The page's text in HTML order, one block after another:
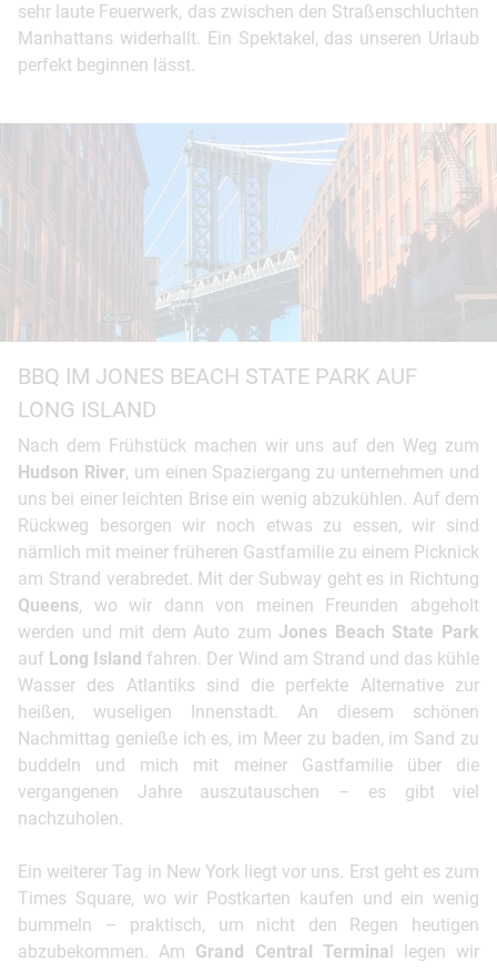
sehr laute Feuerwerk, das zwischen den Straßenschluchten
Manhattans widerhallt. Ein Spektakel, das unseren Urlaub
perfekt beginnen lässt.
BBQ IM JONES BEACH STATE PARK AUF
LONG ISLAND
Nach dem Frühstück machen wir uns auf den Weg zum
Hudson River, um einen Spaziergang zu unternehmen und
uns bei einer leichten Brise ein wenig abzukühlen. Auf dem
Rückweg besorgen wir noch etwas zu essen, wir sind
nämlich mit meiner früheren Gastfamilie zu einem Picknick
am Strand verabredet. Mit der Subway geht es in Richtung
Queens, wo wir dann von meinen Freunden abgeholt
werden und mit dem Auto zum Jones Beach State Park
auf Long Island fahren. Der Wind am Strand und das kühle
Wasser des Atlantiks sind die perfekte Alternative zur
heißen, wuseligen Innenstadt. An diesem schönen
Nachmittag genieße ich es, im Meer zu baden, im Sand zu
buddeln und mich mit meiner Gastfamilie über die
vergangenen Jahre auszutauschen – es gibt viel
nachzuholen.
Ein weiterer Tag in New York liegt vor uns. Erst geht es zum
Times Square, wo wir Postkarten kaufen und ein wenig
bummeln – praktisch, um nicht den Regen heutigen
abzubekommen. Am Grand Central Terminal legen wir